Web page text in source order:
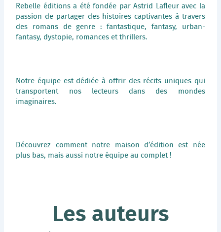
Rebelle éditions a été fondée par Astrid Lafleur avec la
passion de partager des histoires captivantes à travers
des romans de genre : fantastique, fantasy, urban-
fantasy, dystopie, romances et thrillers.
Notre équipe est dédiée à offrir des récits uniques qui
transportent nos lecteurs dans des mondes
imaginaires.
Découvrez comment notre maison d’édition est née
plus bas, mais aussi notre équipe au complet !
Les auteurs